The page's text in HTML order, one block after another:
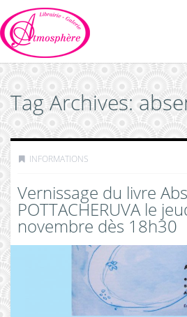
Tag Archives:
INFORMATIONS
Vernissage du livre
POTTACHERUVA le
novembre dès 18h30